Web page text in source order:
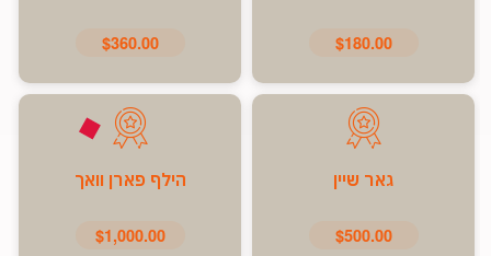
$180.00
$360.00
גאר שיין
$500.00
הילף פארן וואך
$1,000.00